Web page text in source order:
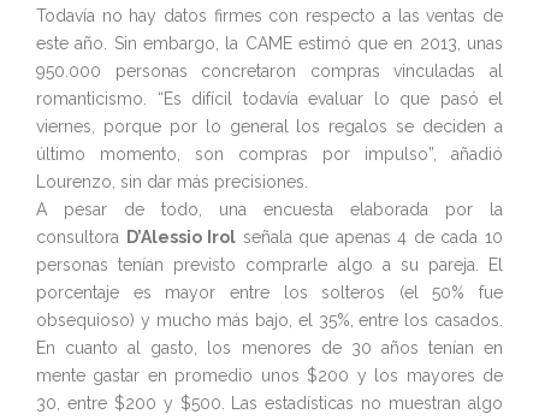
Todavía no hay datos firmes con respecto a las ventas de
este año. Sin embargo, la CAME estimó que en 2013, unas
950.000 personas concretaron compras vinculadas al
romanticismo. “Es difícil todavía evaluar lo que pasó el
viernes, porque por lo general los regalos se deciden a
último momento, son compras por impulso”, añadió
Lourenzo, sin dar más precisiones.
A pesar de todo, una encuesta elaborada por la
consultora D’Alessio Irol señala que apenas 4 de cada 10
personas tenían previsto comprarle algo a su pareja. El
porcentaje es mayor entre los solteros (el 50% fue
obsequioso) y mucho más bajo, el 35%, entre los casados.
En cuanto al gasto, los menores de 30 años tenían en
mente gastar en promedio unos $200 y los mayores de
30, entre $200 y $500. Las estadísticas no muestran algo